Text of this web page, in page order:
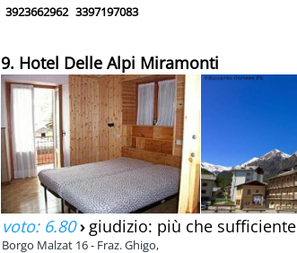
3923662962 3397197083
9. Hotel Delle Alpi Miramonti
voto: 6.80› giudizio: più che sufficiente
Borgo Malzat 16 - Fraz. Ghigo,